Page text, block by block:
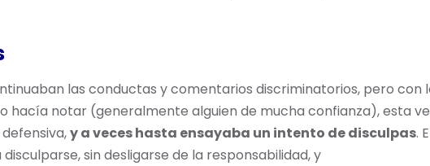
las conductas y comentarios discriminatorios, pero con
hacía notar (generalmente alguien de mucha confianza), esta
y a veces hasta ensayaba un intento de disculpas.
sin desligarse de la responsabilidad, y